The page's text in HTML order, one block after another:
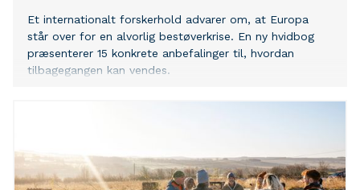
Et internationalt forskerhold advarer om, at Europa
står over for en alvorlig bestøverkrise. En ny hvidbog
præsenterer 15 konkrete anbefalinger til, hvordan
tilbagegangen kan vendes.